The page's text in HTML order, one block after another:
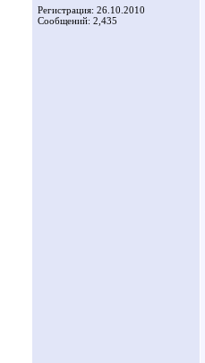
Регистрация: 26.10.2010
Сообщений: 2,435